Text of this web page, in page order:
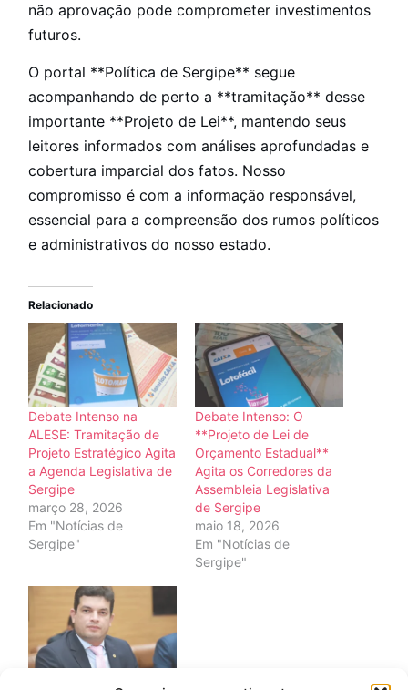
não aprovação pode comprometer investimentos
futuros.
O portal **Política de Sergipe** segue
acompanhando de perto a **tramitação** desse
importante **Projeto de Lei**, mantendo seus
leitores informados com análises aprofundadas e
cobertura imparcial dos fatos. Nosso
compromisso é com a informação responsável,
essencial para a compreensão dos rumos políticos
e administrativos do nosso estado.
Relacionado
Debate Intenso na
ALESE: Tramitação de
Projeto Estratégico Agita
a Agenda Legislativa de
Sergipe
março 28, 2026
Em "Notícias de
Sergipe"
Debate Intenso: O
**Projeto de Lei de
Orçamento Estadual**
Agita os Corredores da
Assembleia Legislativa
de Sergipe
maio 18, 2026
Em "Notícias de
Sergipe"